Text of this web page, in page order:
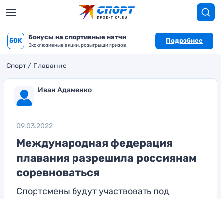
50K Бонусы на спортивные матчи
Эксклюзивные акции, розыгрыши призов
Подробнее
Спорт Плавание
Иван Адаменко
09.03.2022
Международная федерация
плавания разрешила россиянам
соревноваться
Спортсмены будут участвовать под